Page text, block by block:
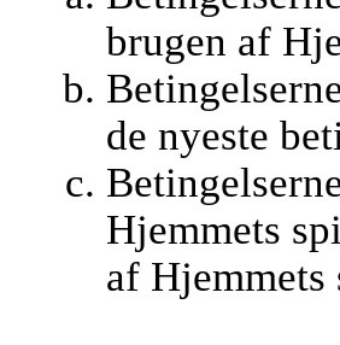
brugen af
de nyeste
Hjemmets
af